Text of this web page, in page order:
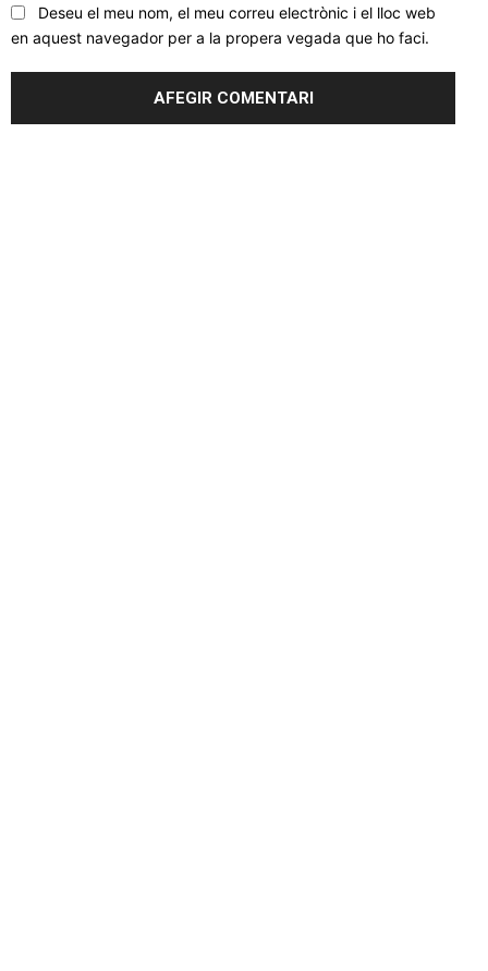
Deseu el meu nom, el meu correu electrònic i el lloc web
en aquest navegador per a la propera vegada que ho faci.